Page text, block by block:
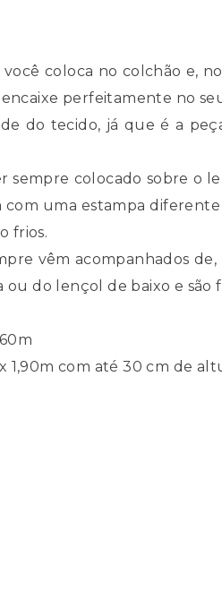
coloca no colchão e,
perfeitamente no
do tecido, já que é a
sempre colocado sobre
com uma estampa
frios.
vêm acompanhados
do lençol de baixo e são
1,90m com até 30 cm de